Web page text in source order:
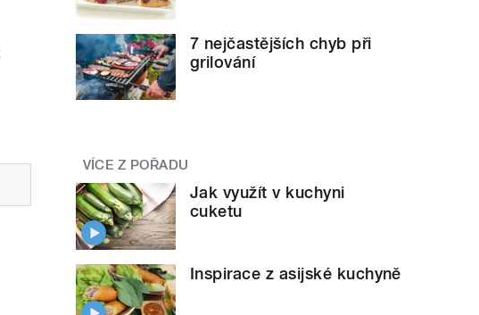
7 nejčastějších chyb při
grilování
VÍCE Z POŘADU
Jak využít v kuchyni
cuketu
Inspirace z asijské kuchyně